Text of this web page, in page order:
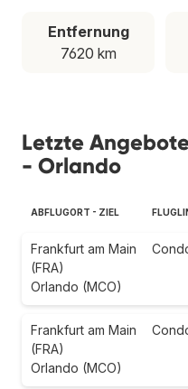
Entfernung
7620 km
Letzte
- Orlando
ABFLUGORT - ZIEL
Frankfurt am Main
(FRA)
Orlando (MCO)
Frankfurt am Main
(FRA)
Orlando (MCO)